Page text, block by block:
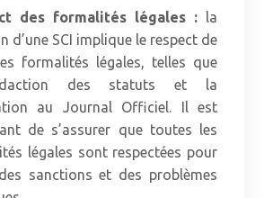
des formalités légales : la
d’une SCI implique le respect de
formalités légales, telles que
des statuts et la
au Journal Officiel. Il est
de s’assurer que toutes les
légales sont respectées pour
sanctions et des problèmes